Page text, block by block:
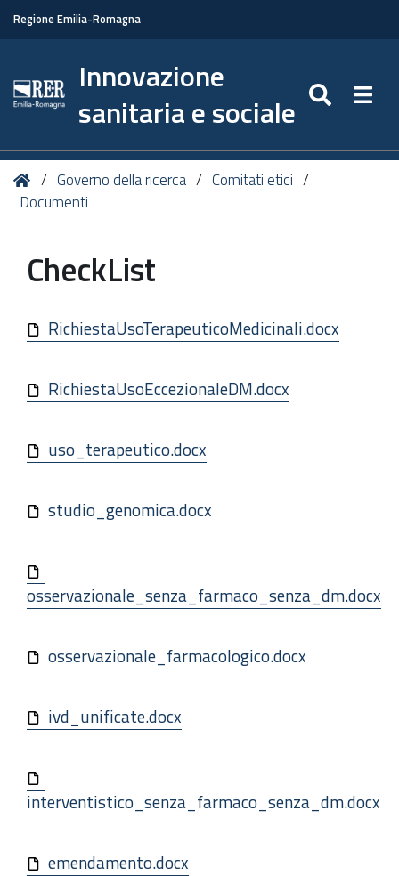
Regione Emilia-Romagna
Innovazione
sanitaria e sociale
Tu
sei
HomeGoverno della ricerca
Comitati etici
Documenti
CheckList
RichiestaUsoTerapeuticoMedicinali.docx
RichiestaUsoEccezionaleDM.docx
uso_terapeutico.docx
studio_genomica.docx
osservazionale_senza_farmaco_senza_dm.docx
osservazionale_farmacologico.docx
ivd_unificate.docx
interventistico_senza_farmaco_senza_dm.docx
emendamento.docx